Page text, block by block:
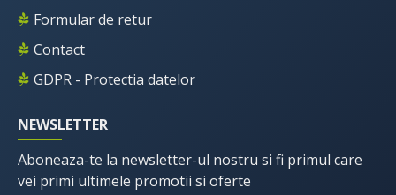
Formular de retur
Contact
GDPR - Protectia datelor
NEWSLETTER
Aboneaza-te la newsletter-ul nostru si fi primul care
vei primi ultimele promotii si oferte